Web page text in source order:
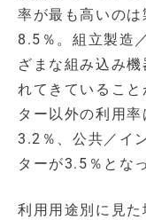
率が最も高いの
8.5％。組立製造
ざまな組み込み
れてきているこ
ター以外の利用
3.2％、公共／イ
ターが3.5％とな
利用用途別に見